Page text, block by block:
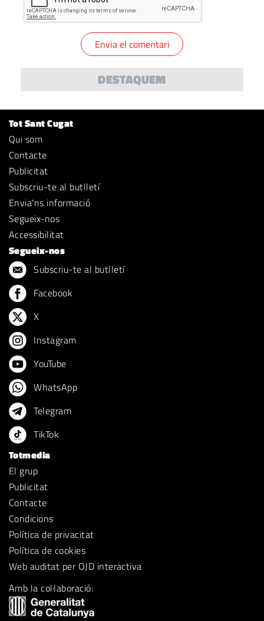
DESTAQUEM
Tot Sant Cugat
Qui som
Contacte
Publicitat
Subscriu-te al butlletí
Envia'ns informació
Segueix-nos
Accessibilitat
Segueix-nos
Subscriu-te al butlletí
Facebook
X
Instagram
YouTube
WhatsApp
Telegram
TikTok
Totmedia
El grup
Publicitat
Contacte
Condicions
Política de privacitat
Política de cookies
Web auditat per OJD interactiva
Amb la col·laboració: